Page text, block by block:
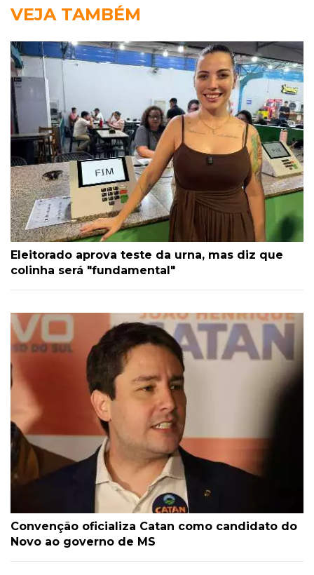
VEJA TAMBÉM
Eleitorado aprova teste da urna, mas diz que
colinha será "fundamental"
Convenção oficializa Catan como candidato do
Novo ao governo de MS